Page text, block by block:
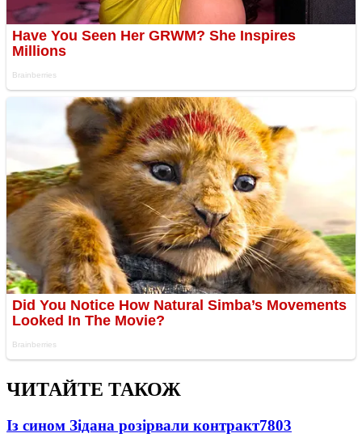
ЧИТАЙТЕ ТАКОЖ
Із сином Зідана розірвали контракт7803